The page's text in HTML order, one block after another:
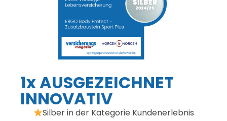
1x AUSGEZEICHNET
INNOVATIV
Silber in der Kategorie Kundenerlebnis